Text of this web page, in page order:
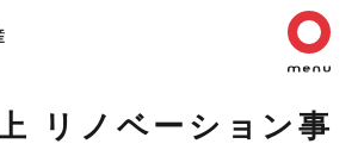
リノベーション事